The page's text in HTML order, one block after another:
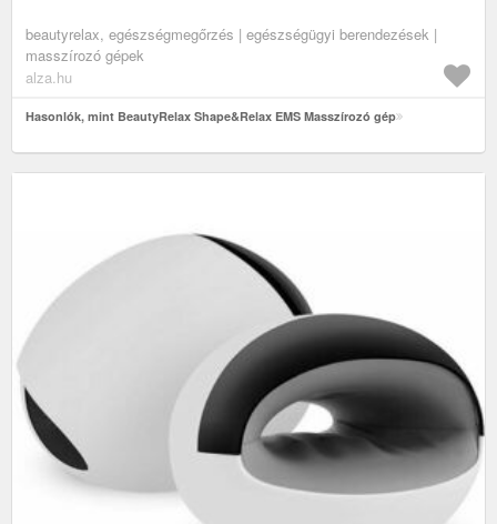
beautyrelax, egészségmegőrzés | egészségügyi berendezések |
masszírozó gépek
alza.hu
Hasonlók, mint BeautyRelax Shape&Relax EMS Masszírozó gép